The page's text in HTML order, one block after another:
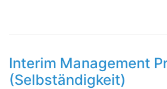
Interim Management
(Selbständigkeit)